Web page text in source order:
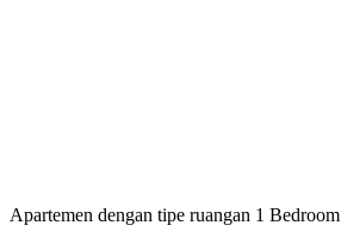
Apartemen dengan tipe ruangan 1 Bedroom